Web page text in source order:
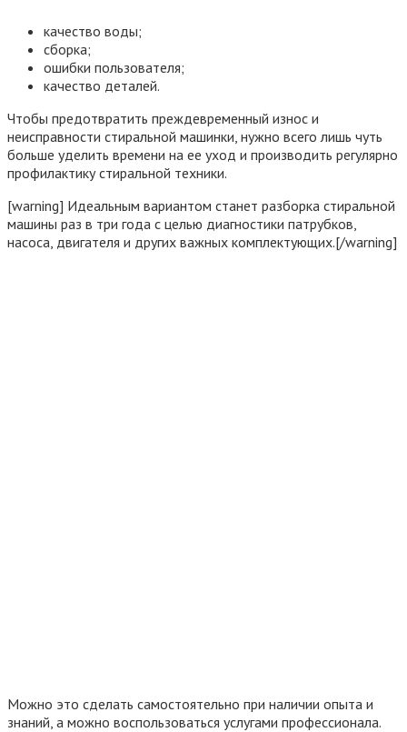
качество воды;
сборка;
ошибки пользователя;
качество деталей.
Чтобы предотвратить преждевременный износ и
неисправности стиральной машинки, нужно всего лишь чуть
больше уделить времени на ее уход и производить регулярно
профилактику стиральной техники.
[warning] Идеальным вариантом станет разборка стиральной
машины раз в три года с целью диагностики патрубков,
насоса, двигателя и других важных комплектующих.[/warning]
Можно это сделать самостоятельно при наличии опыта и
знаний, а можно воспользоваться услугами профессионала.